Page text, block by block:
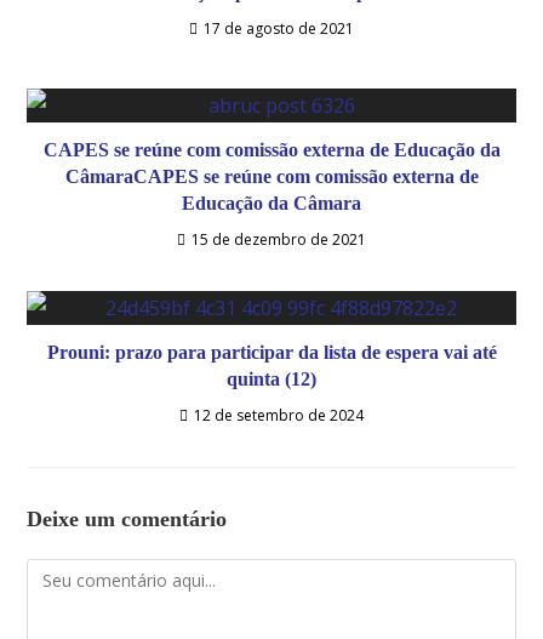
17 de agosto de 2021
CAPES se reúne com comissão externa de Educação da
CâmaraCAPES se reúne com comissão externa de
Educação da Câmara
15 de dezembro de 2021
Prouni: prazo para participar da lista de espera vai até
quinta (12)
12 de setembro de 2024
Deixe um comentário